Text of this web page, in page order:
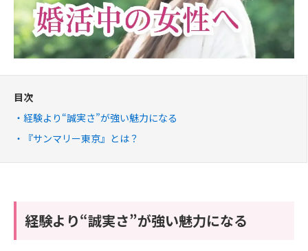
目次
経験より“誠実さ”が強い魅力になる
『サンマリー東京』とは？
経験より“誠実さ”が強い魅力になる